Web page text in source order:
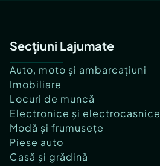
Secțiuni Lajumate
Auto, moto și ambarcațiuni
Imobiliare
Locuri de muncă
Electronice și electrocasnice
Modă și frumusețe
Piese auto
Casă și grădină